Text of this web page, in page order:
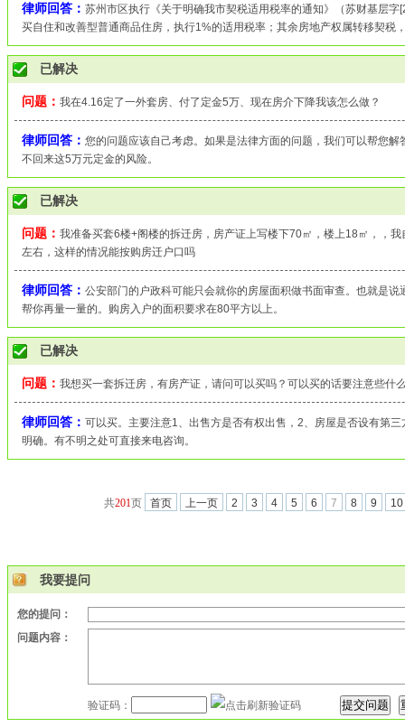
律师回答： 苏州市区执行《关于明确我市契税适用税率的通知》（苏财基层
买自住和改善型普通商品住房，执行1%的适用税率；其余房地产权属转移契税
已解决
问题： 我在4.16定了一外套房、付了定金5万、现在房介下降我该怎么做？
律师回答： 您的问题应该自己考虑。如果是法律方面的问题，我们可以帮您
不回来这5万元定金的风险。
已解决
问题： 我准备买套6楼+阁楼的拆迁房，房产证上写楼下70㎡，楼上18㎡，，
左右，这样的情况能按购房迁户口吗
律师回答： 公安部门的户政科可能只会就你的房屋面积做书面审查。也就是
帮你再量一量的。购房入户的面积要求在80平方以上。
已解决
问题： 我想买一套拆迁房，有房产证，请问可以买吗？可以买的话要注意些什
律师回答： 可以买。主要注意1、出售方是否有权出售，2、房屋是否设有第
明确。有不明之处可直接来电咨询。
共201页 首页 上一页 2 3 4 5 6 7 8 9 10
我要提问
您的提问：
问题内容：
验证码：